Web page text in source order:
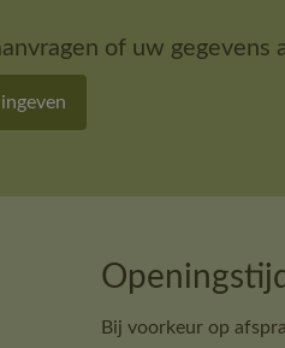
of uw gegevens
Bij voorkeur op